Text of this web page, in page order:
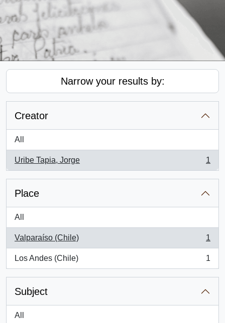
Narrow your results by:
Creator
All
Uribe Tapia, Jorge
, 1 results
1
Place
All
Valparaíso (Chile)
, 1 results
1
Los Andes (Chile)
, 1 results
1
Subject
All